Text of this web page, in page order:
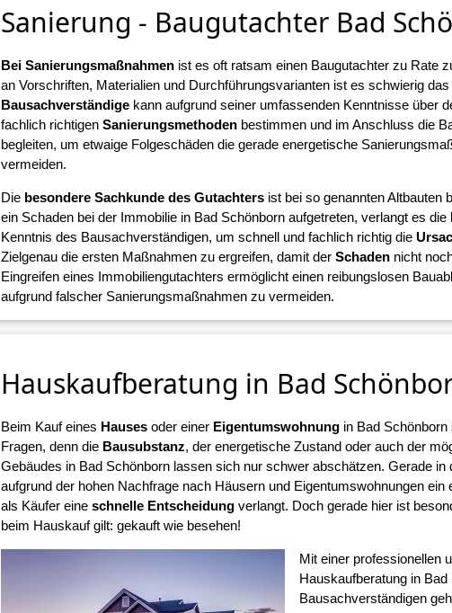
Sanierung - Baugutachter Bad
Bei Sanierungsmaßnahmenist es oft ratsam einen Baugutachter zu Rate
an Vorschriften, Materialien und Durchführungsvarianten ist es schwierig
Bausachverständigekann aufgrund seiner umfassenden Kenntnisse über
fachlich richtigen Sanierungsmethodenbestimmen und im Anschluss die
begleiten, um etwaige Folgeschäden die gerade energetische
vermeiden.
Die besondere Sachkunde des Gutachtersist bei so genannten Altbauten
ein Schaden bei der Immobilie in Bad Schönborn aufgetreten, verlangt es
Kenntnis des Bausachverständigen, um schnell und fachlich richtig die
Zielgenau die ersten Maßnahmen zu ergreifen, damit der Schadennicht
Eingreifen eines Immobiliengutachters ermöglicht einen reibungslosen
aufgrund falscher Sanierungsmaßnahmen zu vermeiden.
Hauskaufberatung in Bad
Beim Kauf eines Hausesoder einer Eigentumswohnungin Bad Schönborn
Fragen, denn die Bausubstanz, der energetische Zustand oder auch der
Gebäudes in Bad Schönborn lassen sich nur schwer abschätzen. Gerade in
aufgrund der hohen Nachfrage nach Häusern und Eigentumswohnungen
als Käufer eine schnelle Entscheidungverlangt. Doch gerade hier ist
beim Hauskauf gilt: gekauft wie besehen!
Mit einer professionellen
Hauskaufberatung in
Bausachverständigen